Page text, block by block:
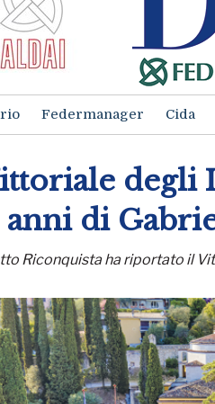
Federmanager Cida
degli
anni di
Riconquista ha riportato il